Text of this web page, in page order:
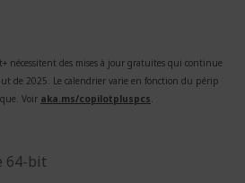
nécessitent des mises à jour gratuites qui continue
de 2025. Le calendrier varie en fonction du périp
Voir aka.ms/copilotpluspcs.
64-bit